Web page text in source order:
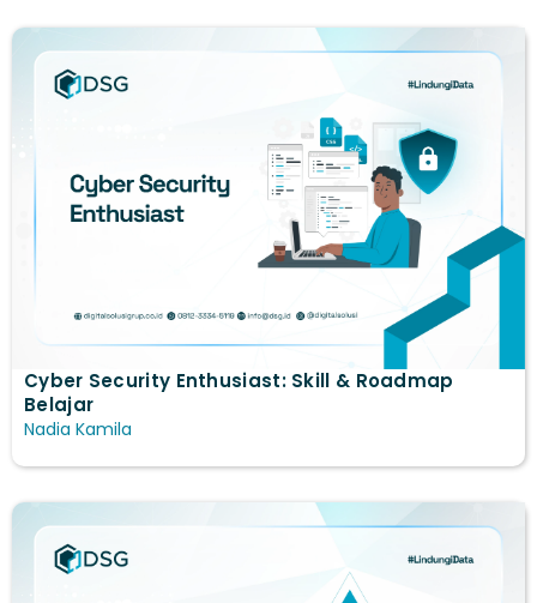
Cyber Security Enthusiast: Skill & Roadmap
Belajar
Nadia Kamila